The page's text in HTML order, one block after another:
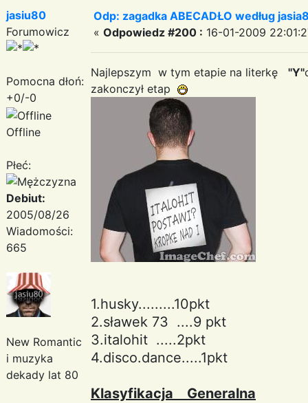
jasiu80
Forumowicz
Pomocna dłoń:
+0/-0
Offline
Płeć:
Debiut:
2005/08/26
Wiadomości:
665
New Romantic
i muzyka
dekady lat 80
Odp: zagadka ABECADŁO według
« Odpowiedz #200 : 16-01-2009
Najlepszym w tym etapie na literkę ''Y''
zakonczył etap
1.husky.........10pkt
2.sławek 73 ....9 pkt
3.italohit .....2pkt
4.disco.dance.....1pkt
Klasyfikacja Generalna